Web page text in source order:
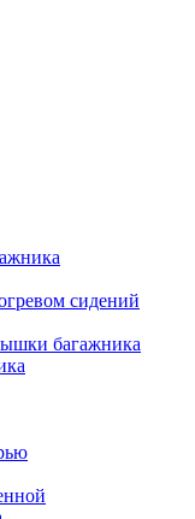
сидений
багажника